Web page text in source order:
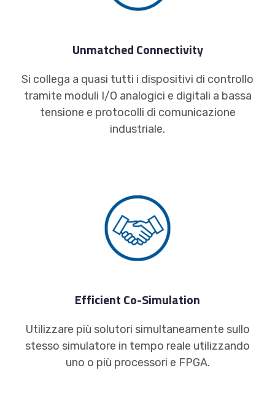
Unmatched Connectivity
Si collega a quasi tutti i dispositivi di controllo
tramite moduli I/O analogici e digitali a bassa
tensione e protocolli di comunicazione
industriale.
Efficient Co-Simulation
Utilizzare più solutori simultaneamente sullo
stesso simulatore in tempo reale utilizzando
uno o più processori e FPGA.